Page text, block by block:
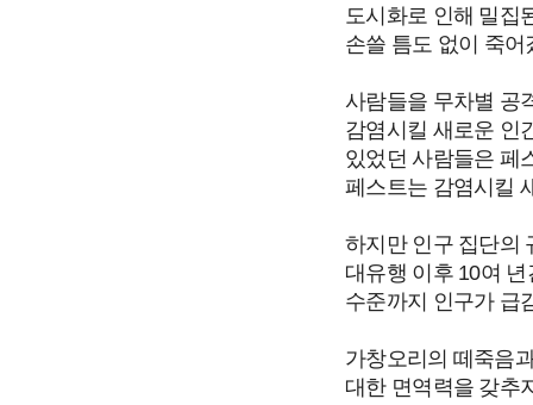
도시화로 인해 밀집
손쓸 틈도 없이 죽
사람들을 무차별 공
감염시킬 새로운 인
있었던 사람들은 페
페스트는 감염시킬
하지만 인구 집단의
대유행 이후 10여
수준까지 인구가 급
가창오리의 떼죽음
대한 면역력을 갖추